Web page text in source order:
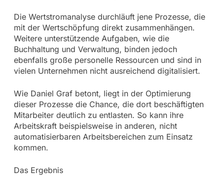
Die Wertstromanalyse durchläuft jene Prozesse, die
mit der Wertschöpfung direkt zusammenhängen.
Weitere unterstützende Aufgaben, wie die
Buchhaltung und Verwaltung, binden jedoch
ebenfalls große personelle Ressourcen und sind in
vielen Unternehmen nicht ausreichend digitalisiert.
Wie Daniel Graf betont, liegt in der Optimierung
dieser Prozesse die Chance, die dort beschäftigten
Mitarbeiter deutlich zu entlasten. So kann ihre
Arbeitskraft beispielsweise in anderen, nicht
automatisierbaren Arbeitsbereichen zum Einsatz
kommen.
Das Ergebnis